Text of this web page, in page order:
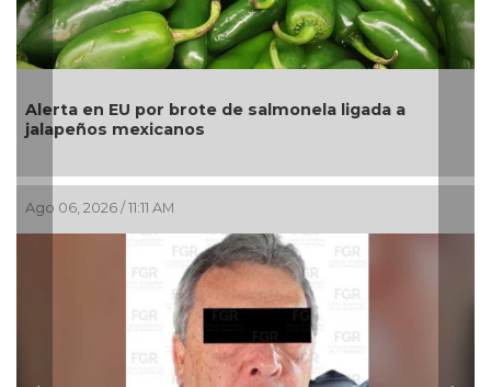
EU por brote de salmonela ligada a
mexicanos
/ 11:11 AM
Navales